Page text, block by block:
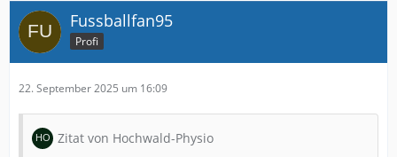
Fussballfan95
Profi
22. September 2025 um 16:09
Zitat von Hochwald-Physio